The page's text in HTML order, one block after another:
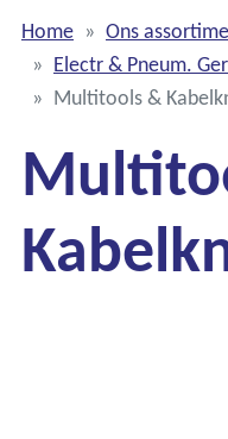
Home
Ons
Electr & Pneum.
Multitools &